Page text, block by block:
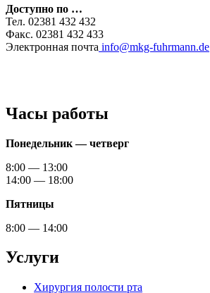
Доступно по …
Тел. 02381 432 432
Факс. 02381 432 433
Электронная почта info@mkg-fuhrmann.de
Часы работы
Понедельник — четверг
8:00 — 13:00
14:00 — 18:00
Пятницы
8:00 — 14:00
Услуги
Хирургия полости рта